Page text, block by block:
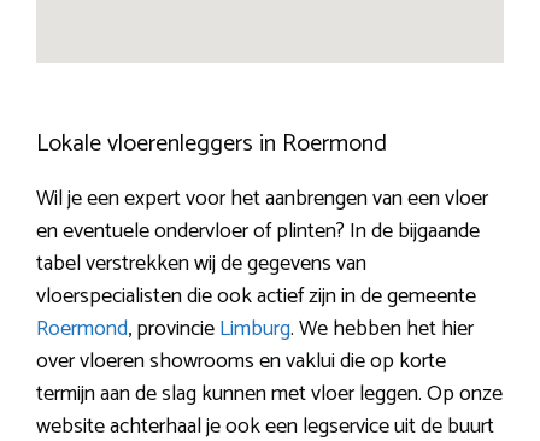
Lokale vloerenleggers in Roermond
Wil je een expert voor het aanbrengen van een vloer
en eventuele ondervloer of plinten? In de bijgaande
tabel verstrekken wij de gegevens van
vloerspecialisten die ook actief zijn in de gemeente
Roermond, provincieLimburg. We hebben het hier
over vloeren showrooms en vaklui die op korte
termijn aan de slag kunnen met vloer leggen. Op onze
website achterhaal je ook een legservice uit de buurt